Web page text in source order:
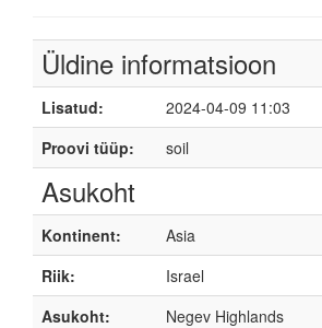
Üldine informatsioon
Lisatud:
2024-04-09 11:03
Proovi tüüp:
soil
Asukoht
Kontinent:
Asia
Riik:
Israel
Asukoht:
Negev Highlands